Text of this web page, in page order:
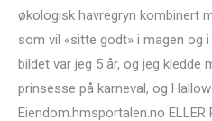
økologisk havregryn kombinert
som vil «sitte godt» i magen og
bildet var jeg 5 år, og jeg kledde
prinsesse på karneval, og
Eiendom.hmsportalen.no ELLER